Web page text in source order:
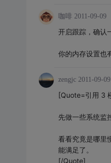
咖啡 2011-09-09
开启跟踪，确认
你的内存设置也
zengjc 2011-09-09
[Quote=引用 3
先做一些系统监
看看究竟是哪里
能满足了。
[/Quote]